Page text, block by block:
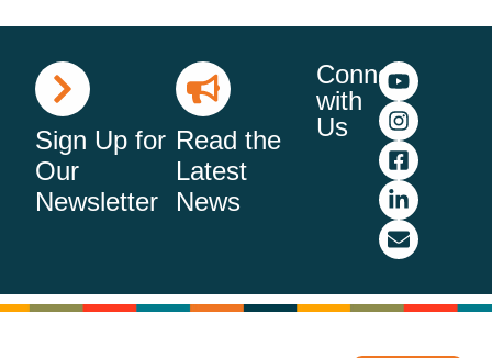
Sign Up for
Our
Newsletter
Read the
Latest
News
Connect
with
Us